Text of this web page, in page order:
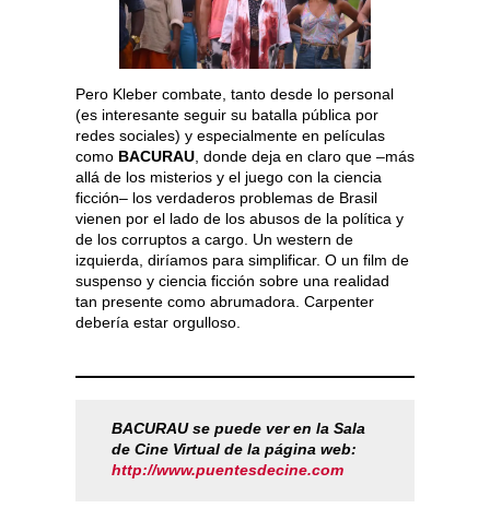
Pero Kleber combate, tanto desde lo personal
(es interesante seguir su batalla pública por
redes sociales) y especialmente en películas
como BACURAU , donde deja en claro que –más
allá de los misterios y el juego con la ciencia
ficción– los verdaderos problemas de Brasil
vienen por el lado de los abusos de la política y
de los corruptos a cargo. Un western de
izquierda, diríamos para simplificar. O un film de
suspenso y ciencia ficción sobre una realidad
tan presente como abrumadora. Carpenter
debería estar orgulloso.
BACURAU se puede ver en la Sala
de Cine Virtual de la página web:
http://www.puentesdecine.com